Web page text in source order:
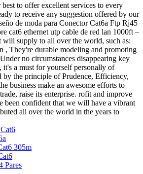
to offer excellent services to every
to receive any suggestion offered by our
de moda para Conector Cat6a Ftp Rj45
cat6 ethernet utp cable de red lan 1000ft –
supply to all over the world, such as:
, They're durable modeling and promoting
no circumstances disappearing key
it's a must for yourself personally of
by the principle of Prudence, Efficiency,
business make an awesome efforts to
raise its enterprise. rofit and improve
been confident that we will have a vibrant
all over the world in the years to
305m
Pares